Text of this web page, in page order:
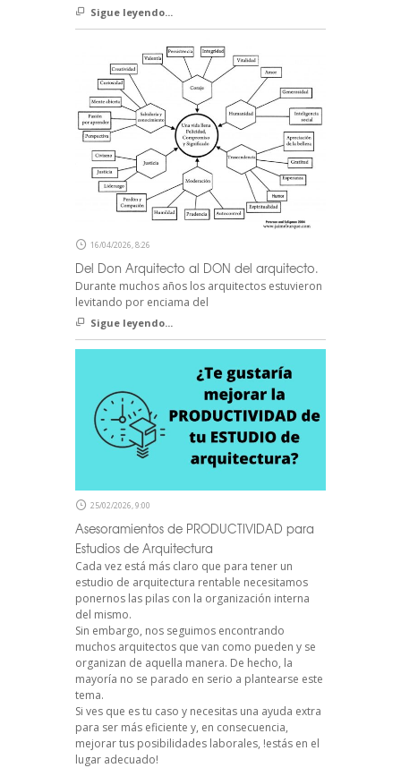
Sigue leyendo...
16/04/2026, 8:26
Del Don Arquitecto al DON del arquitecto.
Durante muchos años los arquitectos estuvieron
levitando por enciama del
Sigue leyendo...
25/02/2026, 9:00
Asesoramientos de PRODUCTIVIDAD para
Estudios de Arquitectura
Cada vez está más claro que para tener un
estudio de arquitectura rentable necesitamos
ponernos las pilas con la organización interna
del mismo.
Sin embargo, nos seguimos encontrando
muchos arquitectos que van como pueden y se
organizan de aquella manera. De hecho, la
mayoría no se parado en serio a plantearse este
tema.
Si ves que es tu caso y necesitas una ayuda extra
para ser más eficiente y, en consecuencia,
mejorar tus posibilidades laborales, !estás en el
lugar adecuado!